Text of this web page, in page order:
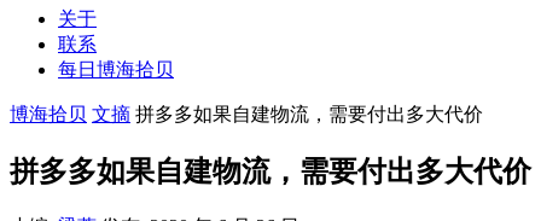
关于
联系
每日博海拾贝
博海拾贝 文摘 拼多多如果自建物流，需要付出多大代价
拼多多如果自建物流，需要付出多大代价